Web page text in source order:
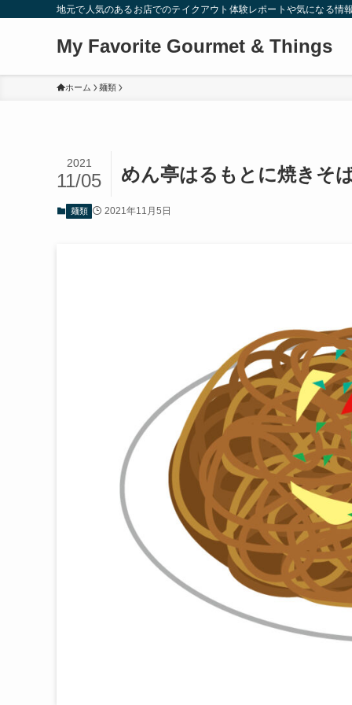
地元で人気のあるお店でのテイクアウト体験レポートや気になる情
My Favorite Gourmet & Things
ホーム 麺類
めん亭はるもとに焼きそ
2021
11/05
麺類 2021年11月5日